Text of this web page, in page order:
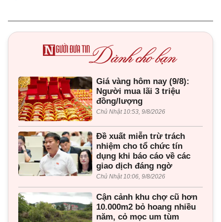
Giá vàng hôm nay (9/8):
Người mua lãi 3 triệu
đồng/lượng
Chủ Nhật 10:53, 9/8/2026
Đề xuất miễn trừ trách
nhiệm cho tổ chức tín
dụng khi báo cáo về các
giao dịch đáng ngờ
Chủ Nhật 10:06, 9/8/2026
Cận cảnh khu chợ cũ hơn
10.000m2 bỏ hoang nhiều
năm, cỏ mọc um tùm